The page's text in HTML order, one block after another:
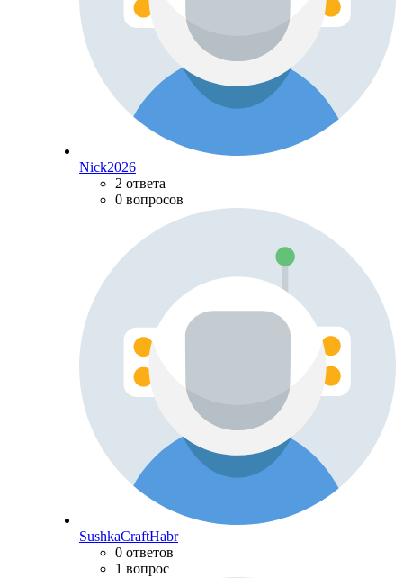
Nick2026
2 ответа
0 вопросов
SushkaCraftHabr
0 ответов
1 вопрос